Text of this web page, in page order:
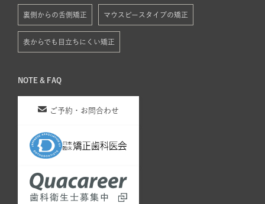
裏側からの舌側矯正 マウスピースタイプの矯正
表からでも目立ちにくい矯正
NOTE & FAQ
ご予約・お問合わせ